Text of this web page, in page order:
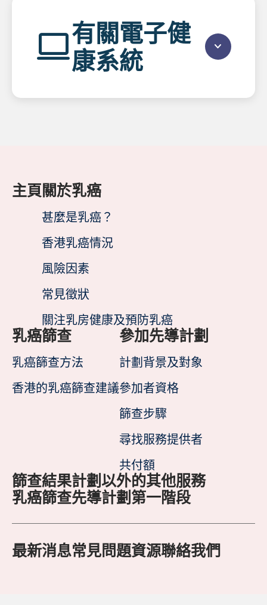
computer有關電子健
康系統
keyboard_arrow_down
主頁關於乳癌
甚麼是乳癌？
香港乳癌情況
風險因素
常見徵狀
關注乳房健康及預防乳癌
乳癌篩查
乳癌篩查方法
香港的乳癌篩查建議
參加先導計劃
計劃背景及對象
參加者資格
篩查步驟
尋找服務提供者
共付額
篩查結果計劃以外的其他服務
乳癌篩查先導計劃第一階段
最新消息常見問題資源聯絡我們